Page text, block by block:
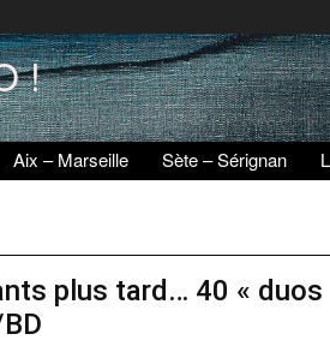
!
Aix – Marseille Sète – Sérignan
plus tard… 40 « duos